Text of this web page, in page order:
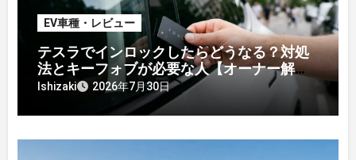
EV車種・レビュー
テスラでインロックしたらどうなる？対処
法とキーフォブが必要な人【オーナー解
説】
Ishizaki 2026年7月30日